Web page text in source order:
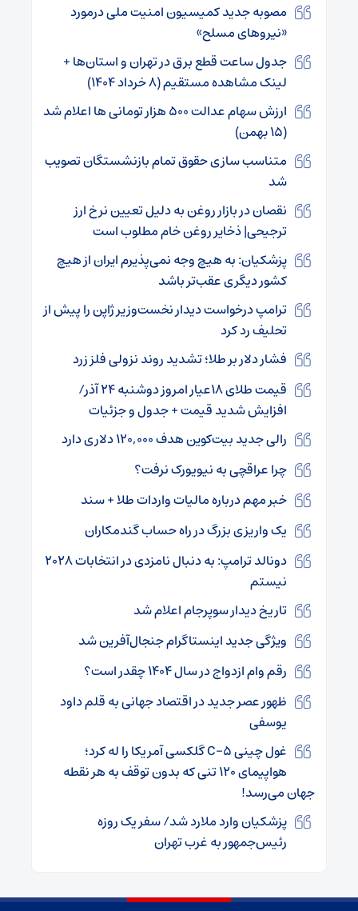
مصوبه جدید کمیسیون امنیت ملی درمورد
«نیرو‌های مسلح»
جدول ساعت قطع برق در تهران و استان‌‌ها +
لینک مشاهده مستقیم (۸ خرداد ۱۴۰۴)
ارزش سهام عدالت ۵۰۰ هزار تومانی ها اعلام شد
(۱۵ بهمن)
متناسب‌ سازی حقوق تمام بازنشستگان تصویب
شد
نقصان در بازار روغن به دلیل تعیین نرخ ارز
ترجیحی| ذخایر روغن خام مطلوب است
پزشکیان: به هیچ وجه نمی‌پذیرم ایران از هیچ
کشور دیگری عقب‌تر باشد
ترامپ درخواست دیدار نخست‌وزیر ژاپن را پیش از
تحلیف رد کرد
فشار دلار بر طلا؛ تشدید روند نزولی فلز زرد
قیمت طلای ۱۸عیار امروز دوشنبه ۲۴ آذر/
افزایش شدید قیمت + جدول و جزئیات
رالی جدید بیت‌کوین هدف ۱۲۰,۰۰۰ دلاری دارد
چرا عراقچی به نیویورک نرفت؟
خبر مهم درباره مالیات واردات طلا + سند
یک واریزی بزرگ در راه حساب گندمکاران
دونالد ترامپ: به دنبال نامزدی در انتخابات ۲۰۲۸
نیستم
تاریخ دیدار سوپرجام اعلام شد
ویژگی جدید اینستاگرام جنجال‌آفرین شد
رقم وام ازدواج در سال ۱۴۰۴ چقدر است؟
ظهور عصر جدید در اقتصاد جهانی به قلم داود
یوسفی
غول چینی C-5 گلکسی آمریکا را له کرد؛
هواپیمای ۱۲۰ تنی که بدون توقف به هر نقطه
جهان می‌رسد!
پزشکیان وارد ملارد شد/ سفر یک روزه
رئیس‌جمهور به غرب تهران